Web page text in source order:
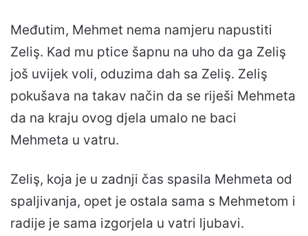
Međutim, Mehmet nema namjeru napustiti
Zeliş. Kad mu ptice šapnu na uho da ga Zeliş
još uvijek voli, oduzima dah sa Zeliş. Zeliş
pokušava na takav način da se riješi Mehmeta
da na kraju ovog djela umalo ne baci
Mehmeta u vatru.
Zeliş, koja je u zadnji čas spasila Mehmeta od
spaljivanja, opet je ostala sama s Mehmetom i
radije je sama izgorjela u vatri ljubavi.